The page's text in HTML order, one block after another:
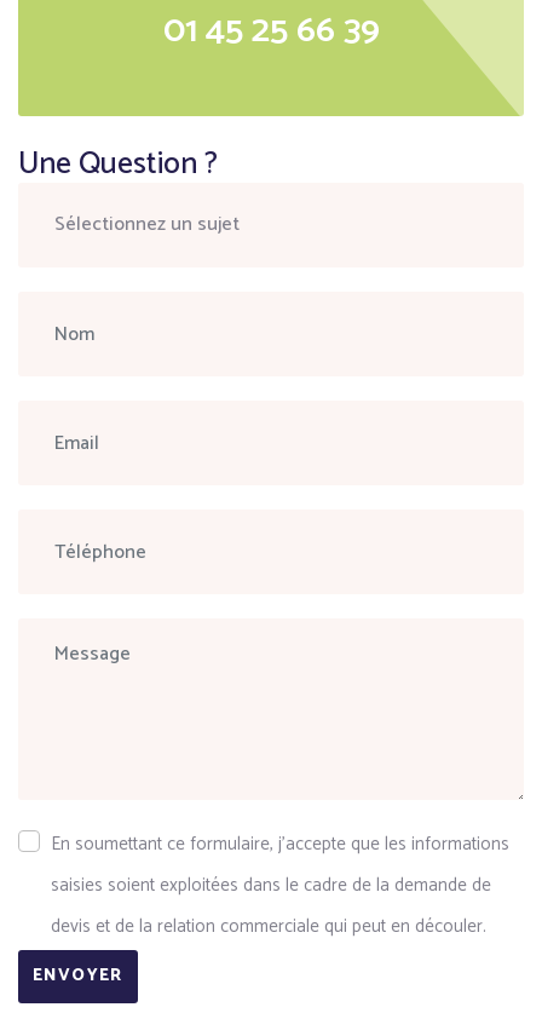
01 45 25 66 39
Une Question ?
En soumettant ce formulaire, j'accepte que les informations
saisies soient exploitées dans le cadre de la demande de
devis et de la relation commerciale qui peut en découler.
ENVOYER